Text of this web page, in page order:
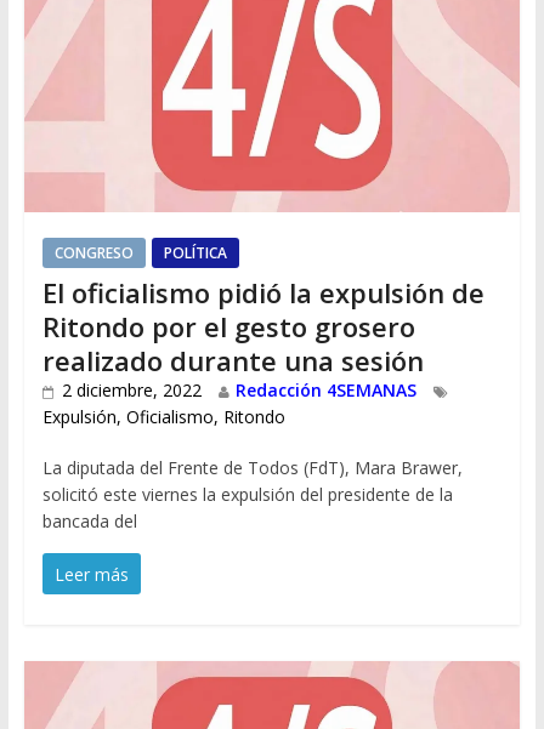
CONGRESO POLÍTICA
El oficialismo pidió la expulsión de
Ritondo por el gesto grosero
realizado durante una sesión
2 diciembre, 2022
Redacción 4SEMANAS
Expulsión, Oficialismo, Ritondo
La diputada del Frente de Todos (FdT), Mara Brawer,
solicitó este viernes la expulsión del presidente de la
bancada del
Leer más